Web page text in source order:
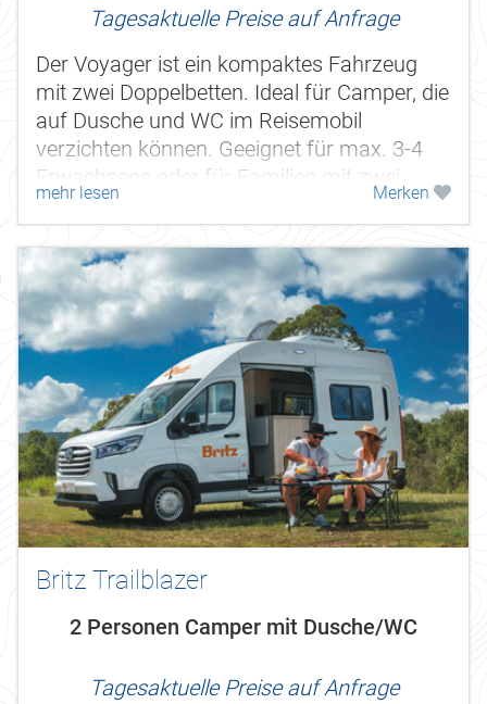
Tagesaktuelle Preise auf Anfrage
Der Voyager ist ein kompaktes Fahrzeug
mit zwei Doppelbetten. Ideal für Camper, die
auf Dusche und WC im Reisemobil
verzichten können. Geeignet für max. 3-4
Erwachsene oder für Familien mit zwei
Kindern.
mehr lesen Merken
Britz Trailblazer
2 Personen Camper mit Dusche/WC
Tagesaktuelle Preise auf Anfrage